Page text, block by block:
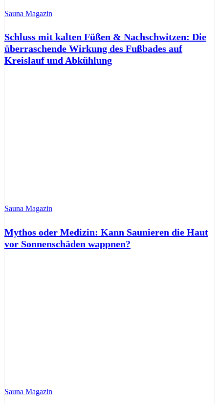
Sauna Magazin
Schluss mit kalten Füßen & Nachschwitzen: Die
überraschende Wirkung des Fußbades auf
Kreislauf und Abkühlung
Sauna Magazin
Mythos oder Medizin: Kann Saunieren die Haut
vor Sonnenschäden wappnen?
Sauna Magazin